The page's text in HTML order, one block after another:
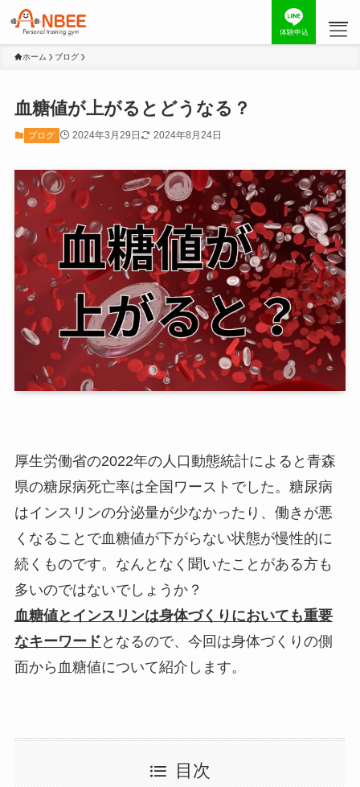
コンセプト
お客様の声
トレーナー
料金
店舗案内
ブログ
体験申込
ホーム ブログ
血糖値が上がるとどうなる？
ブログ 2024年3月29日 2024年8月24日
厚生労働省の2022年の人口動態統計によると青森
県の糖尿病死亡率は全国ワーストでした。糖尿病
はインスリンの分泌量が少なかったり、働きが悪
くなることで血糖値が下がらない状態が慢性的に
続くものです。なんとなく聞いたことがある方も
多いのではないでしょうか？
血糖値とインスリンは身体づくりにおいても重要
なキーワード となるので、今回は身体づくりの側
面から血糖値について紹介します。
目次